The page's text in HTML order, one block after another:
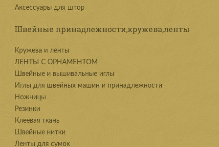
Аксессуары для штор
Швейные принадлежности,кружева,ленты
Kружева и ленты
ЛЕНТЫ С ОРНАМЕНТОМ
Швейные и вышивальные иглы
Иглы для швейных машин и принадлежности
Ножницы
Резинки
Клеевая ткань
Швейные нитки
Ленты для сумок